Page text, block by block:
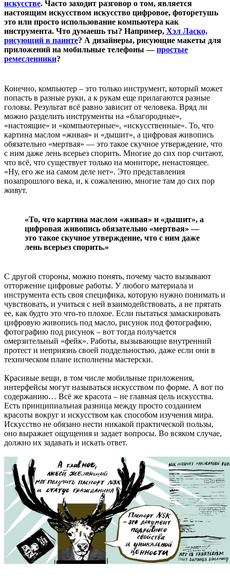
искусстве. Часто заходит разговор о том, является
настоящим искусством искусство цифровое, фоторетушь
это или просто использование компьютера как
инструмента. Что думаешь ты? Например, Хэл Ласко,
рисующий в паинте? А дизайнеры, рисующие макеты для
приложений на мобильные телефоны —простые
ремесленники?
Конечно, компьютер – это только инструмент, который может
попасть в разные руки, а к рукам еще прилагаются разные
головы. Результат всё равно зависит от человека. Вряд ли
можно разделить инструменты на «благородные»,
«настоящие» и «компьютерные», «искусственные». То, что
картина маслом «живая» и «дышит», а цифровая живопись
обязательно «мертвая» — это такое скучное утверждение, что
с ним даже лень всерьез спорить. Многие до сих пор считают,
что всё, что существует только на мониторе, ненастоящее.
«Ну, его же на самом деле нет». Это представления
позапрошлого века, и, к сожалению, многие там до сих пор
живут.
«То, что картина маслом «живая» и «дышит», а
цифровая живопись обязательно «мертвая» —
это такое скучное утверждение, что с ним даже
лень всерьез спорить.»
С другой стороны, можно понять, почему часто вызывают
отторжение цифровые работы. У любого материала и
инструмента есть своя специфика, которую нужно понимать и
чувствовать, и учиться с ней взаимодействовать, а не прятать
ее, как будто это что-то плохое. Если пытаться замаскировать
цифровую живопись под масло, рисунок под фотографию,
фотографию под рисунок – вот тогда получается
омерзительный «фейк». Работы, вызывающие внутренний
протест и неприязнь своей поддельностью, даже если они в
техническом плане исполнены мастерски.
Красивые вещи, в том числе мобильные приложения,
интерфейсы могут называться искусством по форме. А вот по
содержанию… Всё же красота – не главная цель искусства.
Есть принципиальная разница между просто созданием
красоты вокруг и искусством как способом изучения мира.
Искусство не обязано нести никакой практической пользы,
оно выражает ощущения и задает вопросы. Во всяком случае,
должно их задавать и искать ответ.